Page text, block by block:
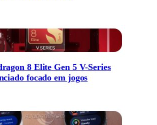
8 Elite Gen 5 V-Series
focado em jogos